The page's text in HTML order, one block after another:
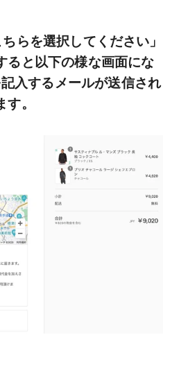
らを選択してください」
ると以下の様な画面にな
入するメールが送信され
す。